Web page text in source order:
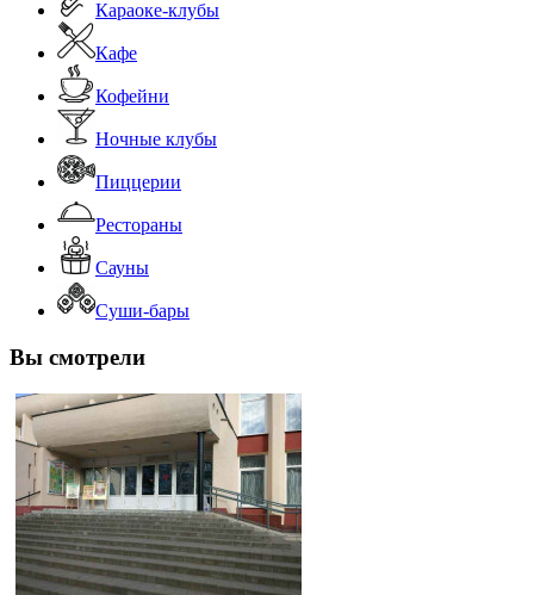
Караоке-клубы
Кафе
Кофейни
Ночные клубы
Пиццерии
Рестораны
Сауны
Суши-бары
Вы смотрели